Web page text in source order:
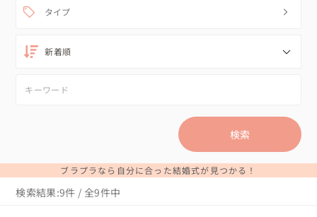
タイプ
検索
ブラプラなら自分に合った結婚式が見つかる！
検索結果:9件 / 全9件中